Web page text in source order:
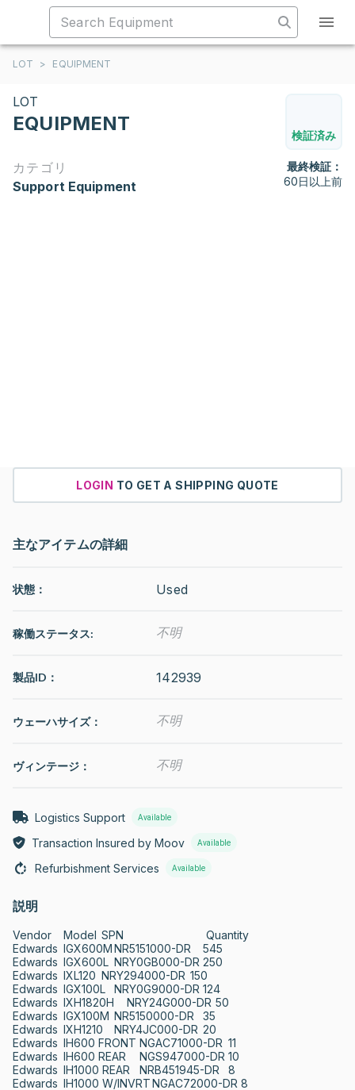
LOT > EQUIPMENT
LOT
EQUIPMENT
検証済み
カテゴリ
Support Equipment
最終検証：
60日以上前
LOGIN TO GET A SHIPPING QUOTE
主なアイテムの詳細
状態： Used
稼働ステータス: 不明
製品ID： 142939
ウェーハサイズ： 不明
ヴィンテージ： 不明
Logistics Support Available
Transaction Insured by Moov Available
Refurbishment Services Available
説明
Vendor	Model	SPN	                         Quantity
Edwards	IGX600M	NR5151000-DR	545
Edwards	IGX600L	NRY0GB000-DR	250
Edwards	IXL120	NRY294000-DR	150
Edwards	IGX100L	NRY0G9000-DR	124
Edwards	IXH1820H	NRY24G000-DR	50
Edwards	IGX100M	NR5150000-DR	35
Edwards	IXH1210	NRY4JC000-DR	20
Edwards	IH600 FRONT	NGAC71000-DR	11
Edwards	IH600 REAR	NGS947000-DR	10
Edwards	IH1000 REAR	NRB451945-DR	8
Edwards	IH1000 W/INVRT	NGAC72000-DR	8